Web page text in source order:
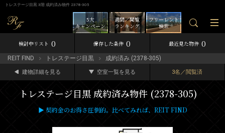
トレステージ目黒 3階 成約済み物件 2378-305
フリーレント
検索
週間／閲覧
ランキング
5大
キャンペーン
検討中リスト 0 保存した条件 0 最近見た物件 0
REIT FIND トレステージ目黒 成約済み (2378-305)
建物詳細を見る 空室一覧を見る 3名／閲覧済
トレステージ目黒 成約済み物件 (2378-305)
▶ 契約金のお得さ圧倒的。比べてみれば、REIT FIND